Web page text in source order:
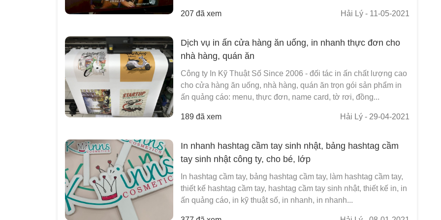
207 đã xem Hải Lý - 11-05-2021
Dịch vụ in ấn cửa hàng ăn uống, in nhanh thực đơn cho
nhà hàng, quán ăn
Công ty In Kỹ Thuật Số Since 2006 - đối tác in ấn chất lượng cao
cho cửa hàng ăn uống, nhà hàng, quán ăn trọn gói sản phẩm in
ấn quảng cáo: menu, thực đơn, name card, tờ rơi, đồng...
189 đã xem Hải Lý - 29-04-2021
In nhanh hashtag cầm tay sinh nhật, bảng hashtag cầm
tay sinh nhật công ty, cho bé, lớp
In hashtag cầm tay, bảng hashtag cầm tay, làm hashtag cầm tay,
thiết kế hashtag cầm tay, hashtag cầm tay sinh nhật, thiết kế in, in
ấn quảng cáo, in kỹ thuật số, in nhanh, in nhanh...